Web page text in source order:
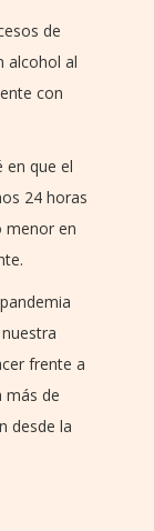
de
alcohol al
con
en que el
24 horas
menor en
frente a
más de
desde la